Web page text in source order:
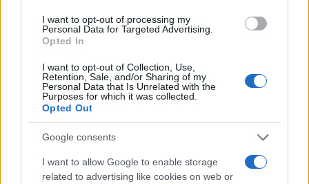
I want to opt-out of processing my
Personal Data for Targeted Advertising.
Opted In
I want to opt-out of Collection, Use,
Retention, Sale, and/or Sharing of my
Personal Data that Is Unrelated with the
Purposes for which it was collected.
Opted Out
Google consents
I want to allow Google to enable storage
related to advertising like cookies on web or